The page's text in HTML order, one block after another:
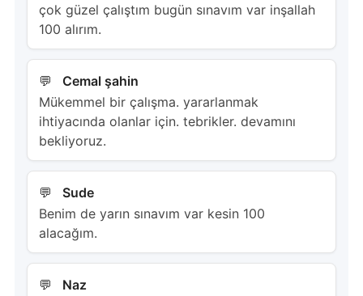
çok güzel çalıştım bugün sınavım var inşallah
100 alırım.
Cemal şahin
Mükemmel bir çalışma. yararlanmak
ihtiyacında olanlar için. tebrikler. devamını
bekliyoruz.
Sude
Benim de yarın sınavım var kesin 100
alacağım.
Naz